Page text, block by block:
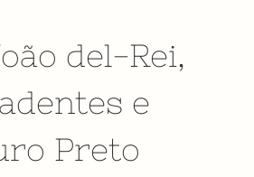
del-Rei,
e
Preto